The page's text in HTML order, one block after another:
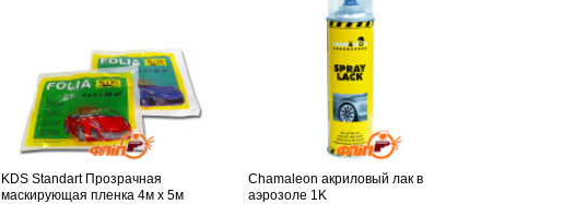
KDS Standart Прозрачная
маскирующая пленка 4м х 5м
Chamaleon акриловый лак в
аэрозоле 1K